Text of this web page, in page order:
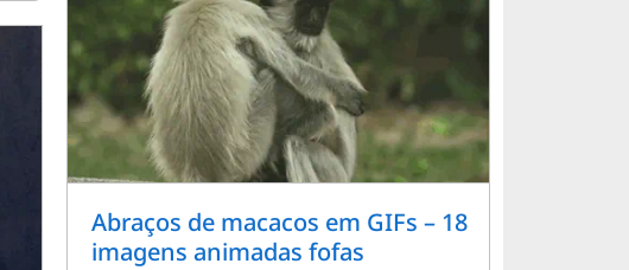
Abraços de macacos em GIFs – 18
imagens animadas fofas